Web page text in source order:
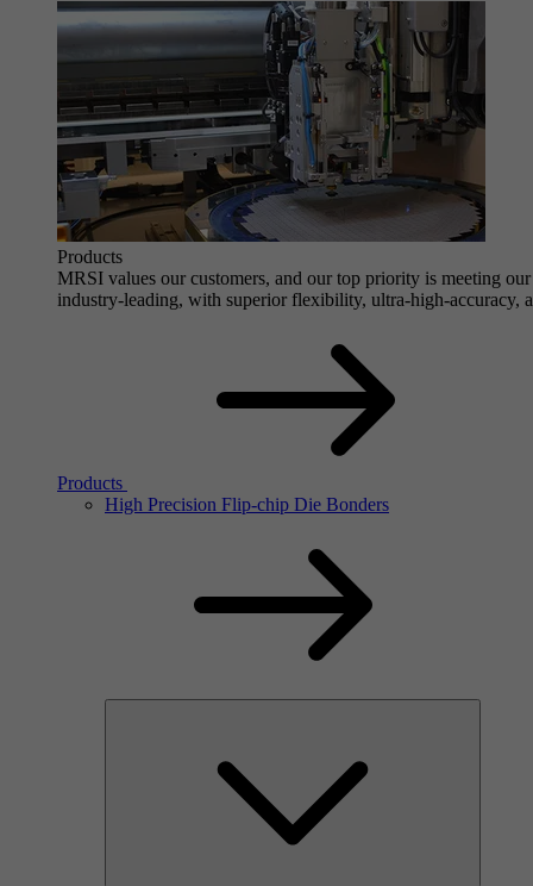
Products
MRSI values our customers, and our top priority is meeting
industry-leading, with superior flexibility, ultra-high-accuracy,
Products
High Precision Flip-chip Die Bonders